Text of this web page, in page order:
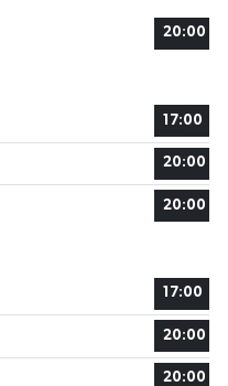
20:00
17:00
20:00
20:00
17:00
20:00
20:00